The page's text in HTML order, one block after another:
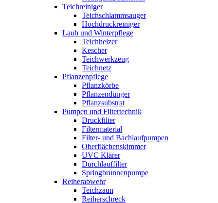
Teichreiniger
Teichschlammsauger
Hochdruckreiniger
Laub und Winterpflege
Teichheizer
Kescher
Teichwerkzeug
Teichnetz
Pflanzenpflege
Pflanzkörbe
Pflanzendünger
Pflanzsubstrat
Pumpen und Filtertechnik
Druckfilter
Filtermaterial
Filter- und Bachlaufpumpen
Oberflächenskimmer
UVC Klärer
Durchlauffilter
Springbrunnenpumpe
Reiherabwehr
Teichzaun
Reiherschreck